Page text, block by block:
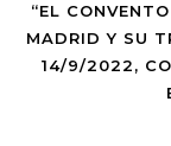
“EL
MADRID Y SU
14/9/2022,